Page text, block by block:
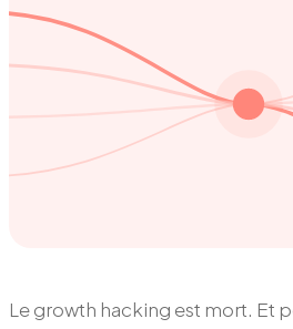
Le growth hacking est mort. Et